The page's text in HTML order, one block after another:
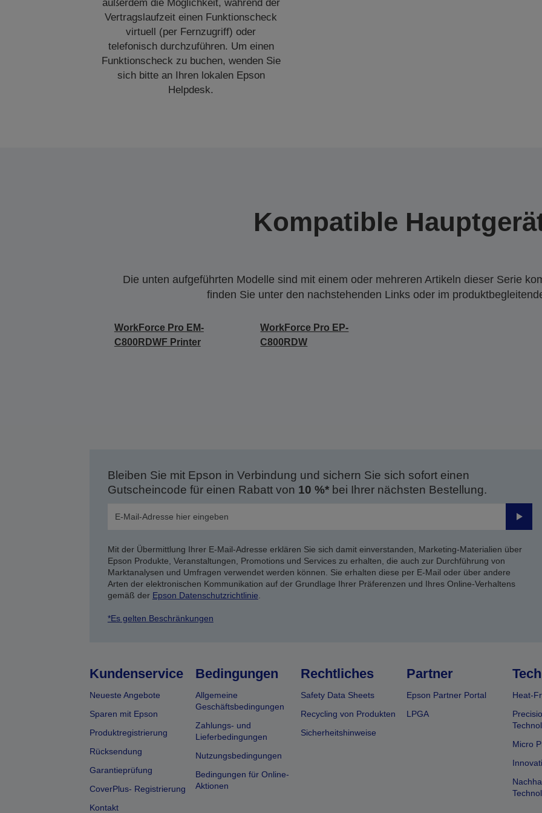
außerdem die Möglichkeit, während der
Vertragslaufzeit einen Funktionscheck
virtuell (per Fernzugriff) oder
telefonisch durchzuführen. Um einen
Funktionscheck zu buchen, wenden Sie
sich bitte an Ihren lokalen Epson
Helpdesk.
Kompatible
Die unten aufgeführten Modelle sind mit einem oder mehreren Artikeln dieser Serie
finden Sie unter den nachstehenden Links oder im
WorkForce Pro EM-
C800RDWF Printer
WorkForce Pro EP-
C800RDW
Bleiben Sie mit Epson in Verbindung und sichern Sie sich sofort einen
Gutscheincode für einen Rabatt von 10 %*bei Ihrer nächsten Bestellung.
Mit der Übermittlung Ihrer E-Mail-Adresse erklären Sie sich damit einverstanden, Marketing-Materialien über
Epson Produkte, Veranstaltungen, Promotions und Services zu erhalten, die auch zur Durchführung von
Marktanalysen und Umfragen verwendet werden können. Sie erhalten diese per E-Mail oder über andere
Arten der elektronischen Kommunikation auf der Grundlage Ihrer Präferenzen und Ihres Online-Verhaltens
gemäß der Epson Datenschutzrichtlinie
*Es gelten Beschränkungen
Kundenservice
Neueste Angebote
Sparen mit Epson
Produktregistrierung
Rücksendung
Garantieprüfung
CoverPlus- Registrierung
Kontakt
Bedingungen
Allgemeine
Geschäftsbedingungen
Zahlungs- und
Lieferbedingungen
Nutzungsbedingungen
Bedingungen für Online-
Aktionen
Rechtliches
Safety Data Sheets
Recycling von Produkten
Sicherheitshinweise
Partner
Epson Partner Portal
LPGA
Heat-
Micro